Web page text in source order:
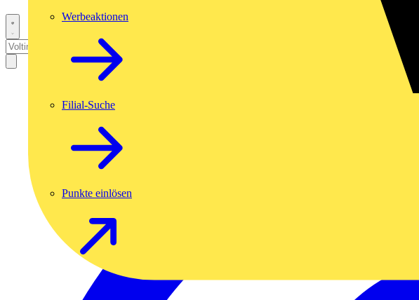
Werbeaktionen
Filial-Suche
Punkte einlösen